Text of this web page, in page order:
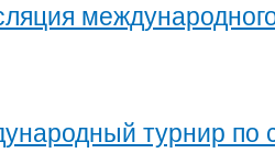
турнир по